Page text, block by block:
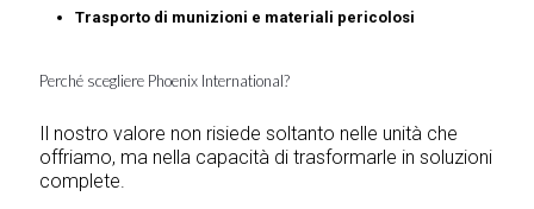
Trasporto di munizioni e materiali pericolosi
Perché scegliere Phoenix International?
Il nostro valore non risiede soltanto nelle unità che
offriamo, ma nella capacità di trasformarle in soluzioni
complete.